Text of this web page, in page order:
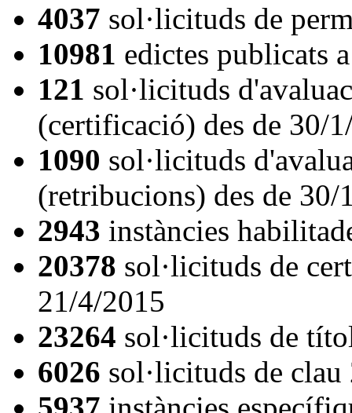
4037 sol·licituds de
10981 edictes publicats
121 sol·licituds
(certificació) des de 30/
1090 sol·licituds
(retribucions) des de 30/
2943 instàncies
20378 sol·licituds de
21/4/2015
23264 sol·licituds de
6026 sol·licituds de